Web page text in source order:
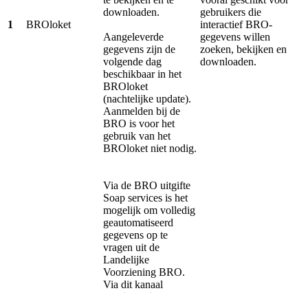
1 BROloket
downloaden.
Aangeleverde
gegevens zijn de
volgende dag
beschikbaar in het
BROloket
(nachtelijke update).
Aanmelden bij de
BRO is voor het
gebruik van het
BROloket niet nodig.
gebruikers die
interactief BRO-
gegevens willen
zoeken, bekijken en
downloaden.
Via de BRO uitgifte
Soap services is het
mogelijk om volledig
geautomatiseerd
gegevens op te
vragen uit de
Landelijke
Voorziening BRO.
Via dit kanaal